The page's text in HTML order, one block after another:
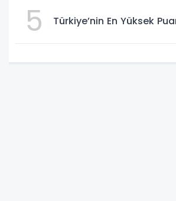
5 Türkiye’nin En Yüksek